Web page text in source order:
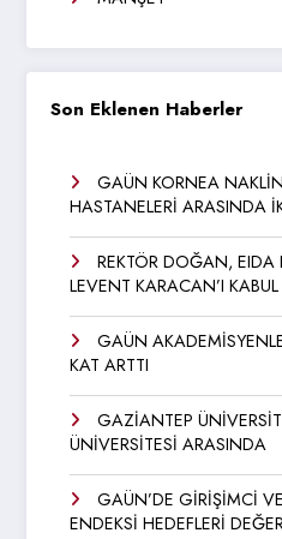
Son Eklenen Haberler
GAÜN KORNEA
HASTANELERİ ARASINDA
REKTÖR DOĞAN, EIDA
LEVENT KARACAN’I
GAÜN
KAT ARTTI
GAZİANTEP
ÜNİVERSİTESİ ARASINDA
GAÜN’DE GİRİŞİMCİ
ENDEKSİ HEDEFLERİ